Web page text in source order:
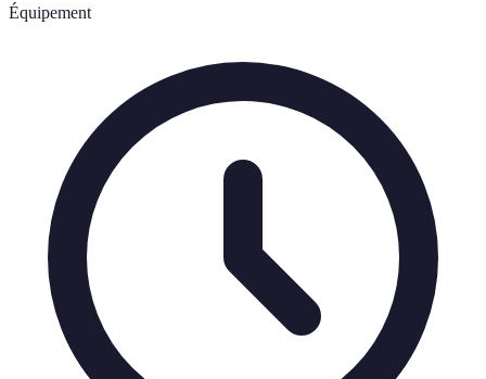
Équipement